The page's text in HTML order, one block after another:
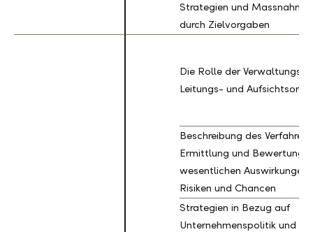
Strategien und
durch Zielvorgaben
Die Rolle der Verwaltungs-,
Leitungs- und
Beschreibung des
Ermittlung und Bewertung
wesentlichen Auswirkungen,
Risiken und Chancen
Strategien in Bezug auf
Unternehmenspolitik und